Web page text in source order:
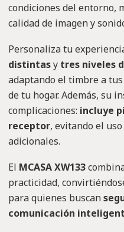
condiciones del entorno,
calidad de imagen y
Personaliza tu
distintasy tres niveles
adaptando el timbre a
de tu hogar. Además, su
complicaciones: incluye
receptor, evitando el
adicionales.
El MCASA XW133
practicidad,
para quienes buscan
comunicación